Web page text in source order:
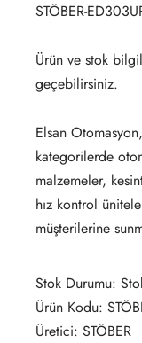
STÖBER-
Ürün ve stok
geçebilirsiniz.
Elsan
kategorilerde
malzemeler,
hız kontrol
müşterilerine
Stok Durumu:
Ürün Kodu:
Üretici: STÖBER